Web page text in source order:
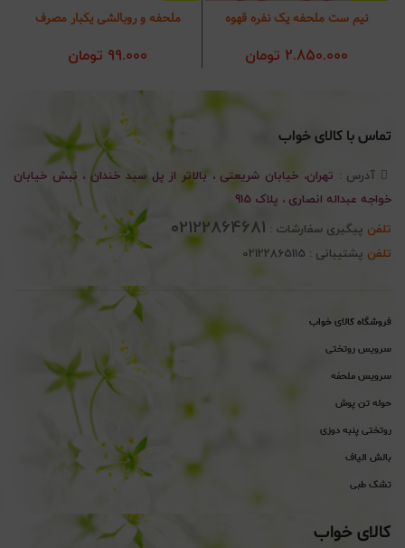
نیم ست ملحفه یک نفره قهوه
2.850.000 تومان
ملحفه و روبالشی یکبار مصرف
99.000 تومان
تماس با کالای خواب
آدرس : تهران، خیابان شریعتی ، بالاتر از پل سید خندان ، نبش خیابان
خواجه عبداله انصاری ، پلاک 915
تلفن پیگیری سفارشات : 02122864681
تلفن پشتیبانی : 02122865115
فروشگاه کالای خواب
سرویس روتختی
سرویس ملحفه
حوله تن پوش
روتختی پنبه دوزی
بالش الیاف
تشک طبی
کالای خواب